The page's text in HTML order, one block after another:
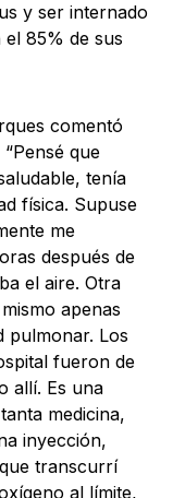
y ser internado
85% de sus
comentó
que
tenía
física. Supuse
me
después de
el aire. Otra
apenas
pulmonar. Los
fueron de
allí. Es una
medicina,
inyección,
transcurrí
al límite,